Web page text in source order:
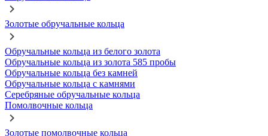
Золотые обручальные кольца
Обручальные кольца из белого золота
Обручальные кольца из золота 585 пробы
Обручальные кольца без камней
Обручальные кольца с камнями
Серебряные обручальные кольца
Помолвочные кольца
Золотые помолвочные кольца